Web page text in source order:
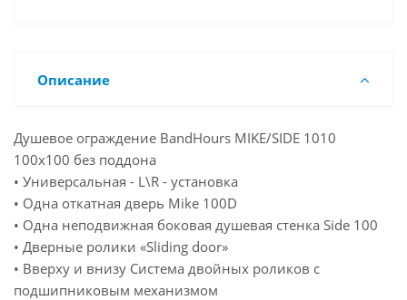
Описание
Душевое ограждение BandHours MIKE/SIDE 1010
100х100 без поддона
• Универсальная - L\R - установка
• Одна откатная дверь Mike 100D
• Одна неподвижная боковая душевая стенка Side 100
• Дверные ролики «Sliding door»
• Вверху и внизу Система двойных роликов с
подшипниковым механизмом